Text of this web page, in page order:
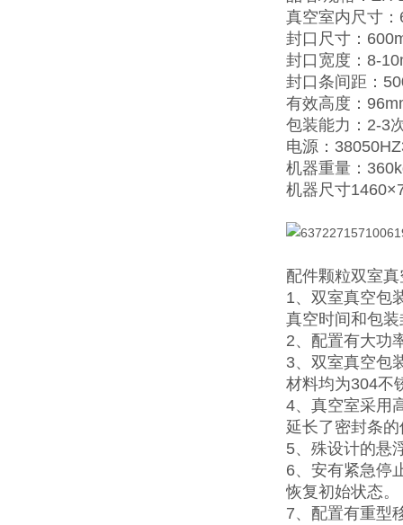
真空室内尺寸
封口尺寸：
封口宽度：8-
封口条间距：
有效高度：
包装能力：2-3
电源：
机器重量：
机器尺寸
配件颗粒双室
1、双室真空包
真空时间和包
2、配置有大功
3、双室真空包
材料均为304不
4、真空室采用
延长了密封条
5、殊设计的悬
6、安有紧急停
恢复初始状态。
7、配置有重型